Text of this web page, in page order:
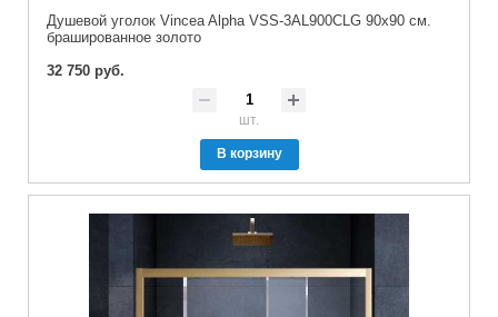
Душевой уголок Vincea Alpha VSS-3AL900CLG 90x90 см.
брашированное золото
32 750 руб.
шт.
В корзину